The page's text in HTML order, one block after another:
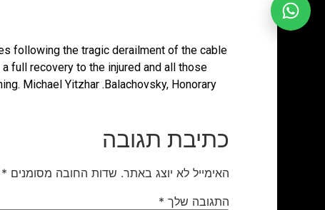
following the tragic derailment of the cable
full recovery to the injured and all those
Michael Yitzhar .Balachovsky, Honorary
כתיבת תגובה
האימייל לא יוצג באתר. שדות החובה מסומנים *
התגובה שלך *